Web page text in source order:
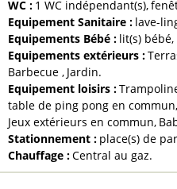
WC : 1 WC indépendant(s)
Equipement Sanitaire : lave-
Equipements Bébé : lit(s) bébé
Equipements extérieurs :
Barbecue Jardin
Equipement loisirs :
table de ping pong en commun
Jeux extérieurs en commun
Stationnement : place(s) de
Chauffage :Central au gaz